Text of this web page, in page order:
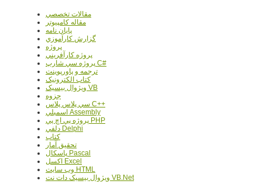
مقالات تخصصي
مقاله کامپیوتر
پایان نامه
گزارش کارآموزي
پروژه
پروژه کارآفريني
پروژه سي شارپ C#
ترجمه و پاورپوينت
کتاب الکترونيک
ويژوال بيسيک VB
جزوه
سي پلاس پلاس C++
اسمبلي Assembly
پروژه پي اچ پي PHP
دلفي Delphi
کتاب
تحقيق آمار
پاسکال Pascal
اکسل Excel
وب سايت HTML
ويژوال بيسيک دات نت VB.Net